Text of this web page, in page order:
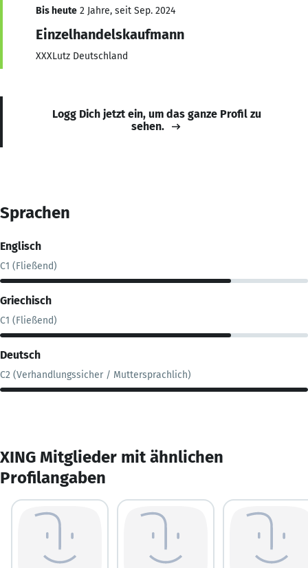
Bis heute 2 Jahre, seit Sep. 2024
Einzelhandelskaufmann
XXXLutz Deutschland
Logg Dich jetzt ein, um das ganze Profil zu
sehen.
Sprachen
Englisch
C1 (Fließend)
Griechisch
C1 (Fließend)
Deutsch
C2 (Verhandlungssicher / Muttersprachlich)
XING Mitglieder mit ähnlichen
Profilangaben